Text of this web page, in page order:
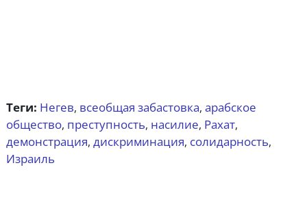
Теги: Негев, всеобщая забастовка, арабское
общество, преступность, насилие, Рахат,
демонстрация, дискриминация, солидарность,
Израиль